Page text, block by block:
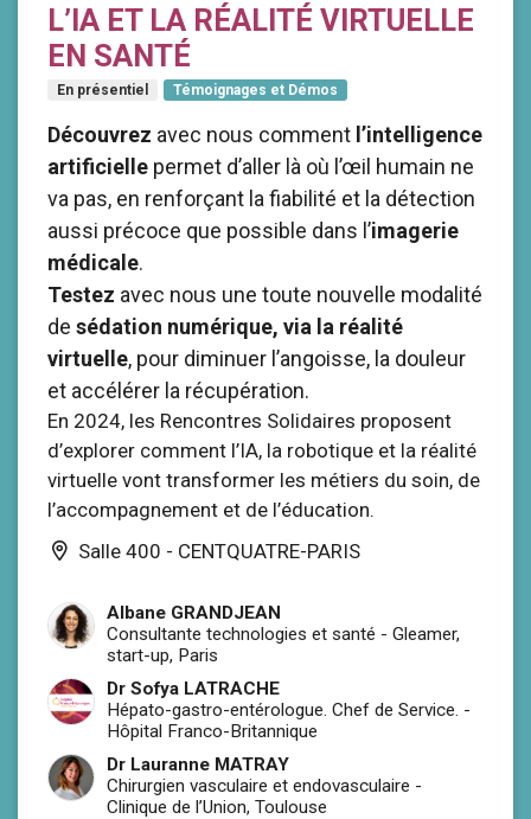
L’IA ET LA RÉALITÉ VIRTUELLE
EN SANTÉ
En présentiel Témoignages et Démos
Découvrez avec nous comment l’intelligence
artificielle permet d’aller là où l’œil humain ne
va pas, en renforçant la fiabilité et la détection
aussi précoce que possible dans l’imagerie
médicale.
Testez avec nous une toute nouvelle modalité
de sédation numérique, via la réalité
virtuelle, pour diminuer l’angoisse, la douleur
et accélérer la récupération.
En 2024, les Rencontres Solidaires proposent
d’explorer comment l’IA, la robotique et la réalité
virtuelle vont transformer les métiers du soin, de
l’accompagnement et de l’éducation.
Salle 400 - CENTQUATRE-PARIS
Albane GRANDJEAN
Consultante technologies et santé - Gleamer,
start-up, Paris
Dr Sofya LATRACHE
Hépato-gastro-entérologue. Chef de Service. -
Hôpital Franco-Britannique
Dr Lauranne MATRAY
Chirurgien vasculaire et endovasculaire -
Clinique de l’Union, Toulouse